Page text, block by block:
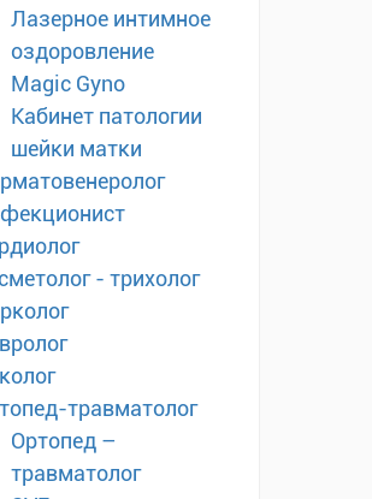
Лазерное интимное
оздоровление
Magic Gyno
Кабинет патологии
шейки матки
- трихолог
травматолог
Ортопед –
травматолог